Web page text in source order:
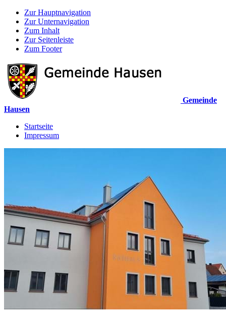
Zur Hauptnavigation
Zur Unternavigation
Zum Inhalt
Zur Seitenleiste
Zum Footer
Gemeinde
Hausen
Startseite
Impressum